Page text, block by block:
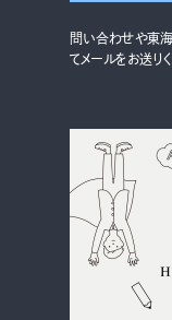
問い合わせや東海
てメールをお送りく